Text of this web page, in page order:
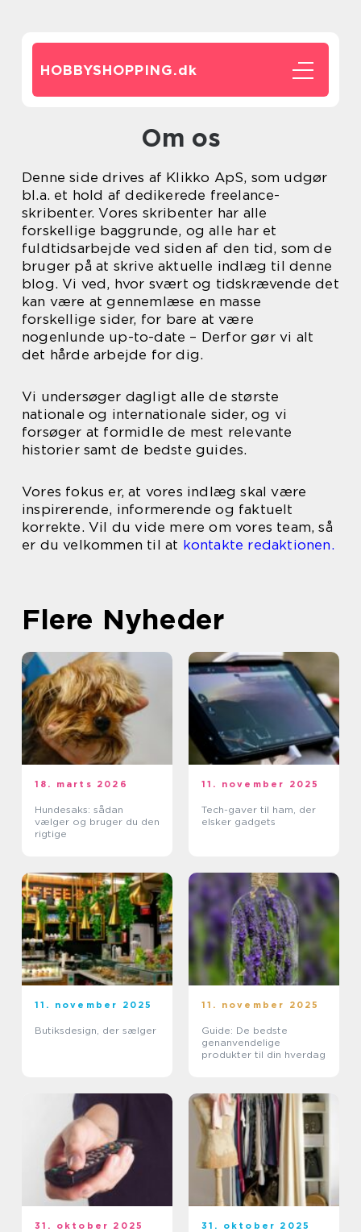
HOBBYSHOPPING.dk
Om os
Denne side drives af Klikko ApS, som udgør
bl.a. et hold af dedikerede freelance-
skribenter. Vores skribenter har alle
forskellige baggrunde, og alle har et
fuldtidsarbejde ved siden af den tid, som de
bruger på at skrive aktuelle indlæg til denne
blog. Vi ved, hvor svært og tidskrævende det
kan være at gennemlæse en masse
forskellige sider, for bare at være
nogenlunde up-to-date – Derfor gør vi alt
det hårde arbejde for dig.
Vi undersøger dagligt alle de største
nationale og internationale sider, og vi
forsøger at formidle de mest relevante
historier samt de bedste guides.
Vores fokus er, at vores indlæg skal være
inspirerende, informerende og faktuelt
korrekte. Vil du vide mere om vores team, så
er du velkommen til at kontakte redaktionen.
Flere Nyheder
18. marts 2026
Hundesaks: sådan
vælger og bruger du den
rigtige
11. november 2025
Tech-gaver til ham, der
elsker gadgets
11. november 2025
Butiksdesign, der sælger
11. november 2025
Guide: De bedste
genanvendelige
produkter til din hverdag
31. oktober 2025 31. oktober 2025